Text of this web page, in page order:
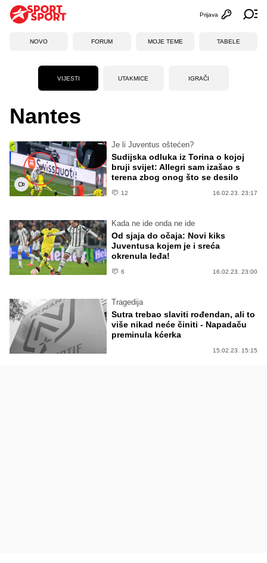
Otvori
Prijava
NOVO FORUM MOJE TEME TABELE
VIJESTI UTAKMICE IGRAČI
Nantes
Je li Juventus oštećen?
Sudijska odluka iz Torina o kojoj
bruji svijet: Allegri sam izašao s
terena zbog onog što se desilo
12 16.02.23. 23:17
Kada ne ide onda ne ide
Od sjaja do očaja: Novi kiks
Juventusa kojem je i sreća
okrenula leđa!
6 16.02.23. 23:00
Tragedija
Sutra trebao slaviti rođendan, ali to
više nikad neće činiti - Napadaču
preminula kćerka
15.02.23. 15:15